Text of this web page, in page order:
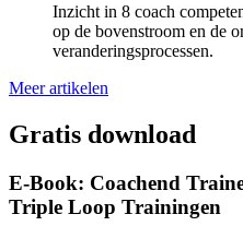
Inzicht in 8 coach
op de bovenstroom en de
veranderingsprocessen.
Meer artikelen
Gratis download
E-Book: Coachend
Triple Loop Trainingen